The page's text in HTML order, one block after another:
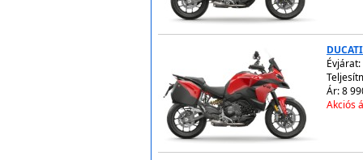
Évjárat:
Ár: 8
Akciós